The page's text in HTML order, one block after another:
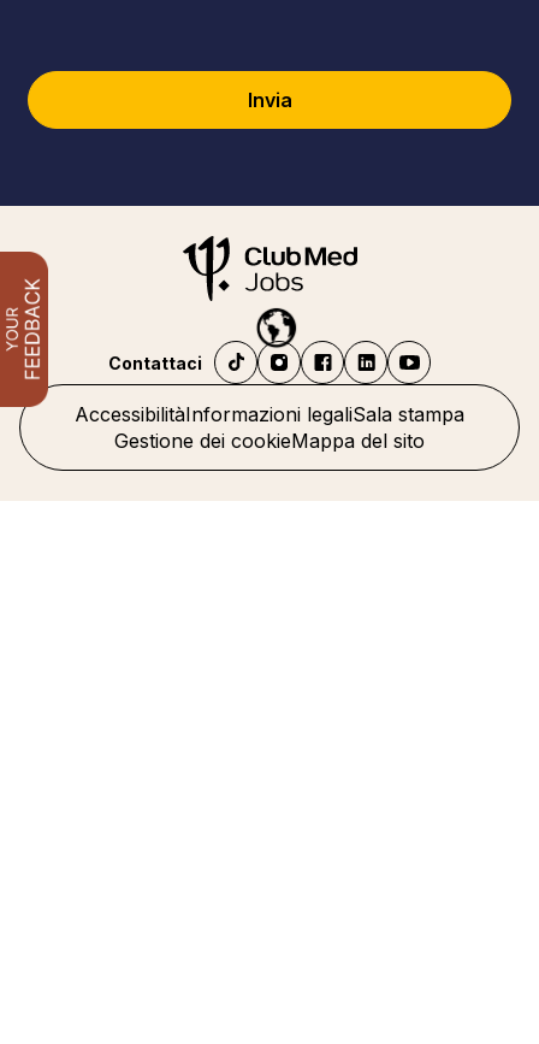
Invia
AccessibilitàInformazioni legaliSala stampa
Gestione dei cookieMappa del sito
Contattaci